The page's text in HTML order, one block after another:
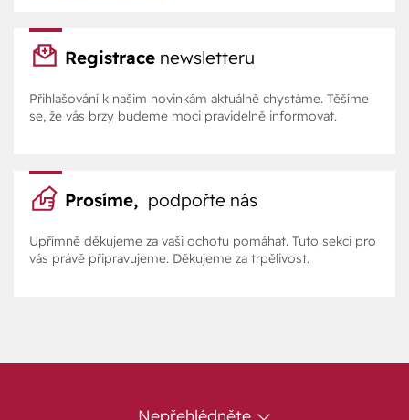
Registrace newsletteru
Přihlašování k našim novinkám aktuálně chystáme. Těšíme
se, že vás brzy budeme moci pravidelně informovat.
Prosíme, podpořte nás
Upřímně děkujeme za vaši ochotu pomáhat. Tuto sekci pro
vás právě připravujeme. Děkujeme za trpělivost.
Nepřehlédněte